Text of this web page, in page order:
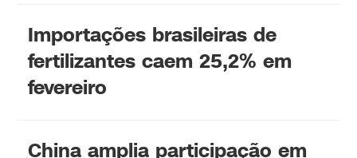
Importações brasileiras de
fertilizantes caem 25,2% em
fevereiro
China amplia participação em